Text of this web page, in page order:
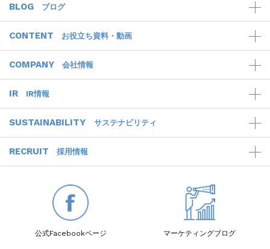
BLOG ブログ
CONTENT お役立ち資料・動画
COMPANY 会社情報
IR IR情報
SUSTAINABILITY サステナビリティ
RECRUIT 採用情報
公式Facebookページ マーケティングブログ